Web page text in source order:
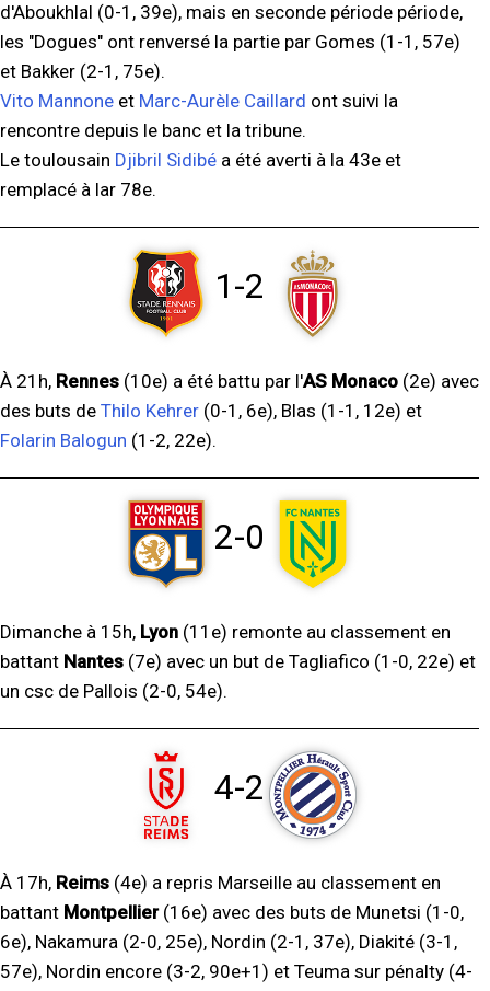
d'Aboukhlal (0-1, 39e), mais en seconde période période,
les "Dogues" ont renversé la partie par Gomes (1-1, 57e)
et Bakker (2-1, 75e).
Vito Mannone et Marc-Aurèle Caillard ont suivi la
rencontre depuis le banc et la tribune.
Le toulousain Djibril Sidibé a été averti à la 43e et
remplacé à lar 78e.
1-2
À 21h, Rennes (10e) a été battu par l'AS Monaco (2e) avec
des buts de Thilo Kehrer (0-1, 6e), Blas (1-1, 12e) et
Folarin Balogun (1-2, 22e).
2-0
Dimanche à 15h, Lyon (11e) remonte au classement en
battant Nantes (7e) avec un but de Tagliafico (1-0, 22e) et
un csc de Pallois (2-0, 54e).
4-2
À 17h, Reims (4e) a repris Marseille au classement en
battant Montpellier(16e) avec des buts de Munetsi (1-0,
6e), Nakamura (2-0, 25e), Nordin (2-1, 37e), Diakité (3-1,
57e), Nordin encore (3-2, 90e+1) et Teuma sur pénalty (4-